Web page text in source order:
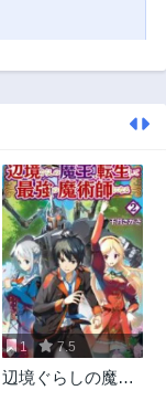
1 7.5
辺境ぐらしの魔